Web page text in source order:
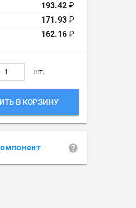
193.42 ₽
171.93 ₽
162.16 ₽
шт.
В КОРЗИНУ